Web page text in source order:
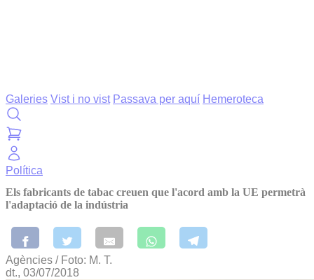
Galeries Vist i no vist Passava per aquí Hemeroteca
Política
Els fabricants de tabac creuen que l'acord amb la UE permetrà
l'adaptació de la indústria
Agències / Foto: M. T.
dt., 03/07/2018